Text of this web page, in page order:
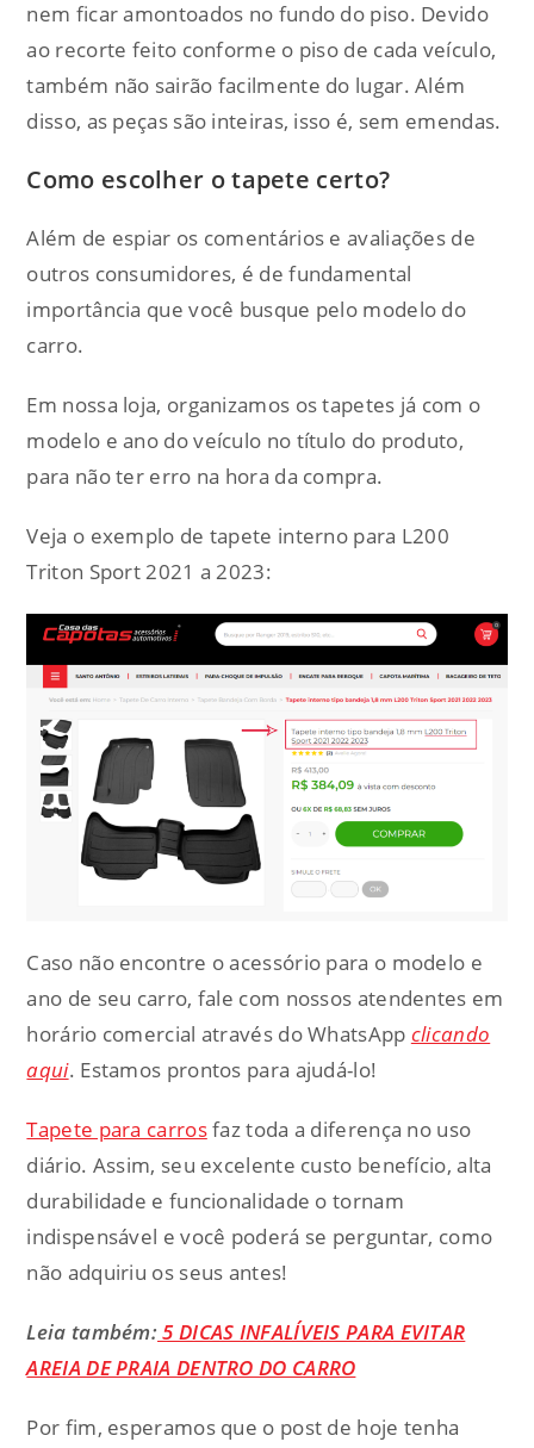
nem ficar amontoados no fundo do piso. Devido
ao recorte feito conforme o piso de cada veículo,
também não sairão facilmente do lugar. Além
disso, as peças são inteiras, isso é, sem emendas.
Como escolher o tapete certo?
Além de espiar os comentários e avaliações de
outros consumidores, é de fundamental
importância que você busque pelo modelo do
carro.
Em nossa loja, organizamos os tapetes já com o
modelo e ano do veículo no título do produto,
para não ter erro na hora da compra.
Veja o exemplo de tapete interno para L200
Triton Sport 2021 a 2023:
Caso não encontre o acessório para o modelo e
ano de seu carro, fale com nossos atendentes em
horário comercial através do WhatsApp clicando
aqui. Estamos prontos para ajudá-lo!
Tapete para carrosfaz toda a diferença no uso
diário. Assim, seu excelente custo benefício, alta
durabilidade e funcionalidade o tornam
indispensável e você poderá se perguntar, como
não adquiriu os seus antes!
Leia também: 5 DICAS INFALÍVEIS PARA EVITAR
AREIA DE PRAIA DENTRO DO CARRO
Por fim, esperamos que o post de hoje tenha